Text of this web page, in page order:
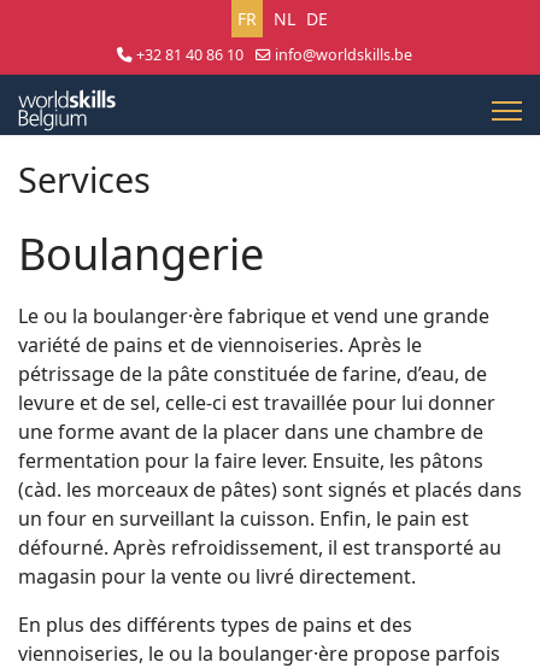
Sélectionnez votre langue
FR NL DE
+32 81 40 86 10
info@worldskills.be
Services
Boulangerie
Le ou la boulanger·ère fabrique et vend une grande
variété de pains et de viennoiseries. Après le
pétrissage de la pâte constituée de farine, d’eau, de
levure et de sel, celle-ci est travaillée pour lui donner
une forme avant de la placer dans une chambre de
fermentation pour la faire lever. Ensuite, les pâtons
(càd. les morceaux de pâtes) sont signés et placés dans
un four en surveillant la cuisson. Enfin, le pain est
défourné. Après refroidissement, il est transporté au
magasin pour la vente ou livré directement.
En plus des différents types de pains et des
viennoiseries, le ou la boulanger·ère propose parfois